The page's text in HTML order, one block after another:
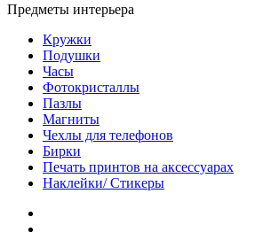
Предметы интерьера
Кружки
Подушки
Часы
Фотокристаллы
Пазлы
Магниты
Чехлы для телефонов
Бирки
Печать принтов на аксессуарах
Наклейки/ Стикеры